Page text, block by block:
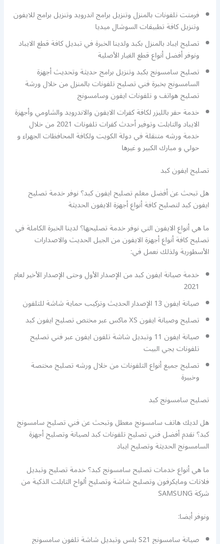
فرمتت تلفونات بالمنزل وتنزيل برامج اندرويد وتنزيل برامج للايفون
وتنزيل كافة تطبيقات السوشال ميديا
تصليح ايباد بالمنزل بكبد ولدينا الخبرة في تبديل كافة قطع الايباد
ونوفر أفضل أنواع قطع الغيار الأصلية
تصليح سامسونج بكبد وتنزيل برامج حديثة وتحديث أجهزة
السامسونج بخبرة فني تصليح تلفونات بالمنزل من خلال ورشة
تصليح هواتف و تلفونات ايفون وسامسونج
خدمة حفر بالليزر لكافة كفرات الايفون والاندرويد والشاومي وأجهزة
الايباد والتابلت وتوفير أحدث كفرات تلفونات 2021 من خلال
خدمة ورشه متنقلة في دولة الكويت ولكافة المحافظات الجهراء و
حولي و مبارك الكبير و غيرها
تصليح ايفون كبد
هل تبحث عن أفضل معلم تصليح ايفون كبد؟ نوفر خدمة تصليح
ايفون كبد لتصليح كافة أنواع أجهزة الايفون الحديثة
ما هي أنواع الايفون التي نوفر خدمة تصليحها؟ لدينا الخبرة الكاملة في
تصليح كافة أنواع أجهزة الايفون من الجيل الحديث والاصدارات
الأسطورية ولذلك نعمل في:
خدمة صيانة ايفون كبد من الإصدار الأول وحتى الإصدار الأخير لعام
2021
صيانة ايفون 13 الإصدار الحديث وتركيب حماية شاشة للتلفون
تصليح وصيانة ايفون XS ماكس عبر مختص تصليح ايفون كبد
صيانة ايفون 11 وتبديل شاشة تلفون ايفون عبر فني تصليح
تلفونات يجي البيت
تصليح جميع أنواع التلفونات من خلال ورشه تصليح مختصة
وخبيرة
تصليح سامسونج كبد
هل لديك هاتف سامسونج معطل وتبحث عن فني تصليح سامسونج
كبد؟ نقدم أفضل فني تصليح تلفونات كبد لصيانة وتصليح أجهزة
السامسونج الحديثة وتصليح ايباد
ما هي أنواع خدمات تصليح سامسونج كبد؟ خدمة تصليح وتبديل
فلاتات ومايكرفون وتصليح شاشة وتصليح ألواح التابلت الذكية من
شركة SAMSUNG
ونوفر أيضا:
صيانة سامسونج S21 بلس وتبديل شاشة تلفون سامسونج